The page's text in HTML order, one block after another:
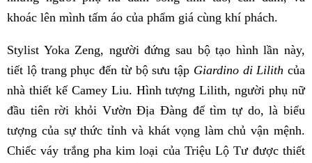
khoác lên mình tấm áo của phẩm giá cùng khí phách.
Stylist Yoka Zeng, người đứng sau bộ tạo hình lần này,
tiết lộ trang phục đến từ bộ sưu tập Giardino di Lilith của
nhà thiết kế Camey Liu. Hình tượng Lilith, người phụ nữ
đầu tiên rời khỏi Vườn Địa Đàng để tìm tự do, là biểu
tượng của sự thức tỉnh và khát vọng làm chủ vận mệnh.
Chiếc váy trắng pha kim loại của Triệu Lộ Tư được thiết